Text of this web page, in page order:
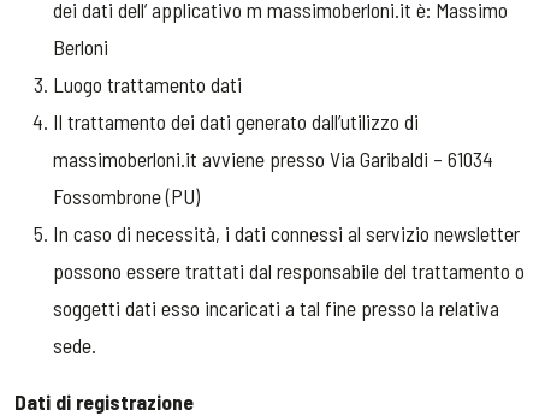
dei dati dell’ applicativo m massimoberloni.it è: Massimo
Berloni
Luogo trattamento dati
Il trattamento dei dati generato dall’utilizzo di
massimoberloni.it avviene presso Via Garibaldi – 61034
Fossombrone (PU)
In caso di necessità, i dati connessi al servizio newsletter
possono essere trattati dal responsabile del trattamento o
soggetti dati esso incaricati a tal fine presso la relativa
sede.
Dati di registrazione